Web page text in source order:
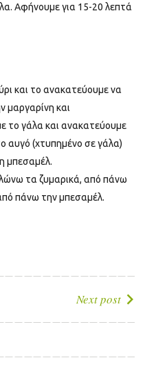
Αφήνουμε για 15-20 λεπτά
και το ανακατεύουμε να
μαργαρίνη και
το γάλα και ανακατεύουμε
αυγό (χτυπημένο σε γάλα)
μπεσαμέλ.
τα ζυμαρικά, από πάνω
πάνω την μπεσαμέλ.
Next post